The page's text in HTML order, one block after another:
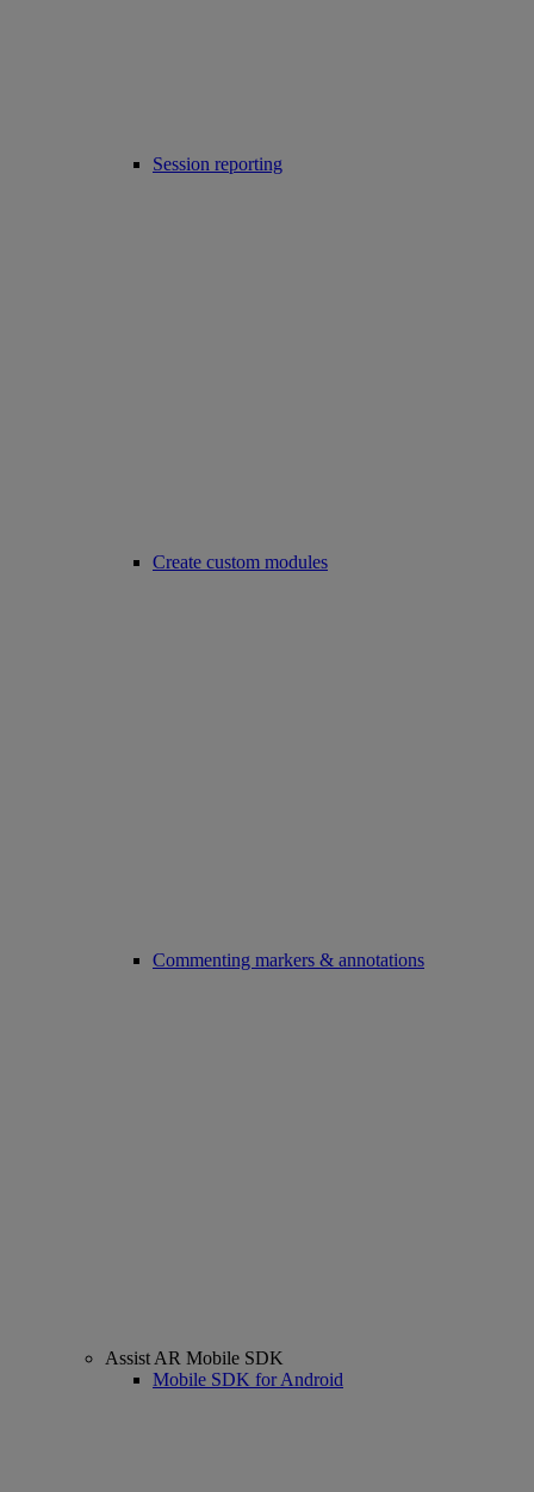
Session reporting
Create custom modules
Commenting markers & annotations
Assist AR Mobile SDK
Mobile SDK for Android